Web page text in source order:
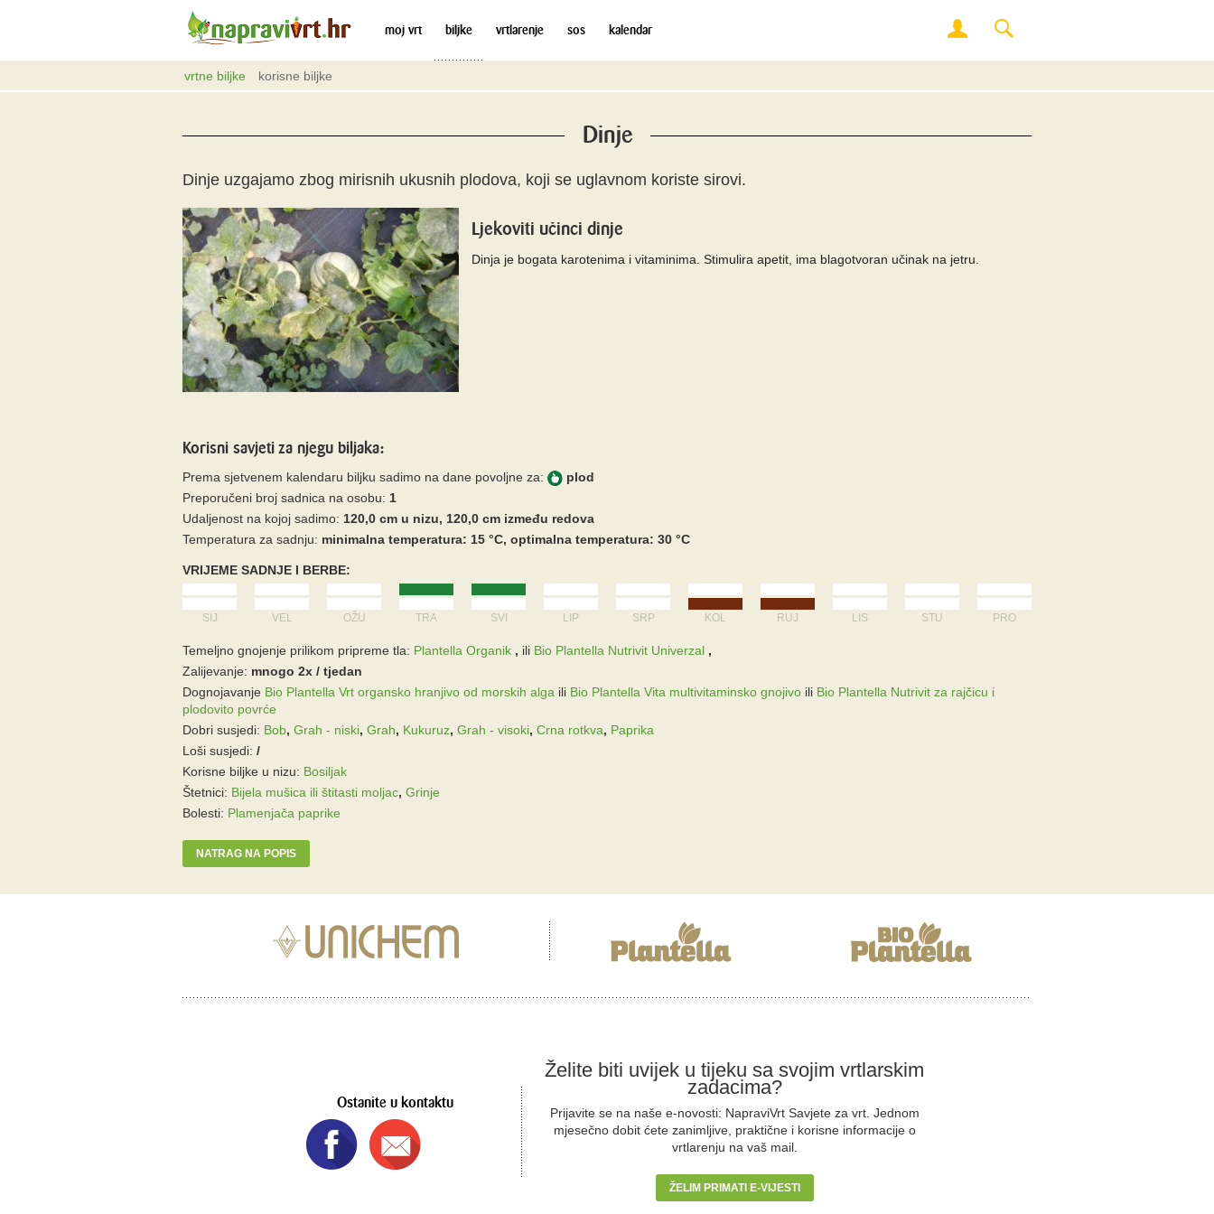
moj vrt biljke vrtlarenje sos kalendar
vrtne biljke korisne biljke
Dinje
Dinje uzgajamo zbog mirisnih ukusnih plodova, koji se uglavnom koriste sirovi.
Ljekoviti učinci dinje
Dinja je bogata karotenima i vitaminima. Stimulira apetit, ima blagotvoran učinak na jetru.
Korisni savjeti za njegu biljaka:
Prema sjetvenem kalendaru biljku sadimo na dane povoljne za:
plod
Preporučeni broj sadnica na osobu: 1
Udaljenost na kojoj sadimo: 120,0 cm u nizu, 120,0 cm između redova
Temperatura za sadnju: minimalna temperatura: 15 °C, optimalna temperatura: 30 °C
VRIJEME SADNJE I BERBE:
SIJ VEL OŽU TRA SVI LIP SRP KOL RUJ LIS STU PRO
Temeljno gnojenje prilikom pripreme tla: Plantella Organik , ili Bio Plantella Nutrivit Univerzal ,
Zalijevanje: mnogo 2x / tjedan
Dognojavanje Bio Plantella Vrt organsko hranjivo od morskih alga ili Bio Plantella Vita multivitaminsko gnojivo ili Bio Plantella Nutrivit za rajčicu i
plodovito povrće
Dobri susjedi: Bob, Grah - niski, Grah, Kukuruz, Grah - visoki, Crna rotkva, Paprika
Loši susjedi: /
Korisne biljke u nizu: Bosiljak
Štetnici: Bijela mušica ili štitasti moljac, Grinje
Bolesti: Plamenjača paprike
NATRAG NA POPIS
Ostanite u kontaktu
Želite biti uvijek u tijeku sa svojim vrtlarskim
zadacima?
Prijavite se na naše e-novosti: NapraviVrt Savjete za vrt. Jednom
mjesečno dobit ćete zanimljive, praktične i korisne informacije o
vrtlarenju na vaš mail.
ŽELIM PRIMATI E-VIJESTI